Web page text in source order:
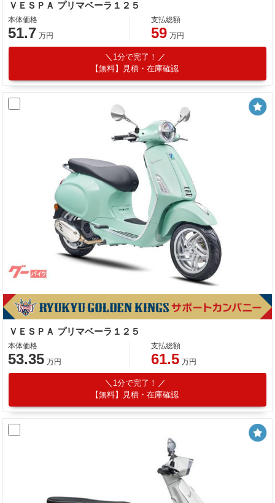
ＶＥＳＰＡ プリマベーラ１２５
本体価格
51.7 万円
支払総額
59 万円
1分で完了！
【無料】見積・在庫確認
ＶＥＳＰＡ プリマベーラ１２５
本体価格
53.35 万円
支払総額
61.5 万円
1分で完了！
【無料】見積・在庫確認